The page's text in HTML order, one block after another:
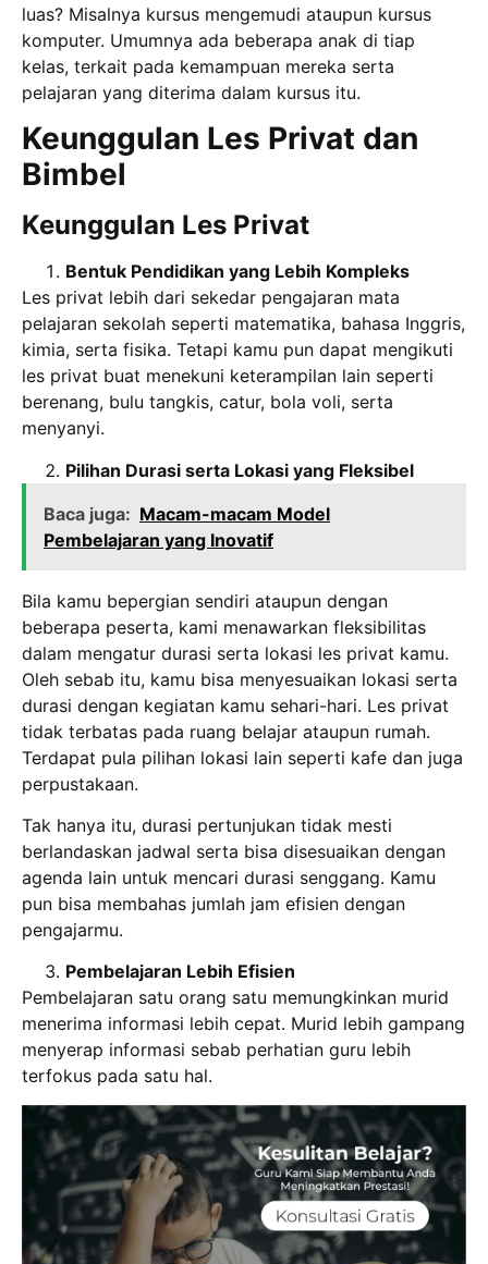
luas? Misalnya kursus mengemudi ataupun kursus
komputer. Umumnya ada beberapa anak di tiap
kelas, terkait pada kemampuan mereka serta
pelajaran yang diterima dalam kursus itu.
Keunggulan Les Privat dan
Bimbel
Keunggulan Les Privat
Bentuk Pendidikan yang Lebih Kompleks
Les privat lebih dari sekedar pengajaran mata
pelajaran sekolah seperti matematika, bahasa Inggris,
kimia, serta fisika. Tetapi kamu pun dapat mengikuti
les privat buat menekuni keterampilan lain seperti
berenang, bulu tangkis, catur, bola voli, serta
menyanyi.
Pilihan Durasi serta Lokasi yang Fleksibel
Baca juga: Macam-macam Model
Pembelajaran yang Inovatif
Bila kamu bepergian sendiri ataupun dengan
beberapa peserta, kami menawarkan fleksibilitas
dalam mengatur durasi serta lokasi les privat kamu.
Oleh sebab itu, kamu bisa menyesuaikan lokasi serta
durasi dengan kegiatan kamu sehari-hari. Les privat
tidak terbatas pada ruang belajar ataupun rumah.
Terdapat pula pilihan lokasi lain seperti kafe dan juga
perpustakaan.
Tak hanya itu, durasi pertunjukan tidak mesti
berlandaskan jadwal serta bisa disesuaikan dengan
agenda lain untuk mencari durasi senggang. Kamu
pun bisa membahas jumlah jam efisien dengan
pengajarmu.
Pembelajaran Lebih Efisien
Pembelajaran satu orang satu memungkinkan murid
menerima informasi lebih cepat. Murid lebih gampang
menyerap informasi sebab perhatian guru lebih
terfokus pada satu hal.